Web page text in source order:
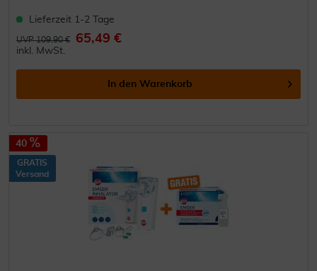
Lieferzeit 1-2 Tage
UVP 109,90 € 65,49 €
inkl. MwSt.
In den Warenkorb
40
GRATIS
Versand